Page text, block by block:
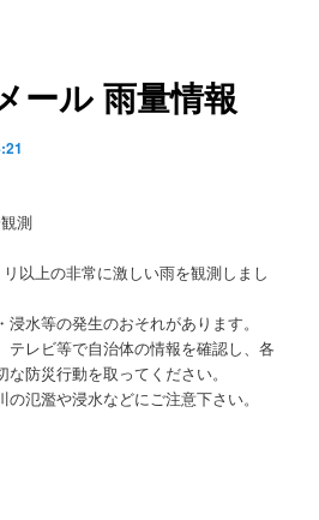
ール 雨量情報
測
以上の非常に激しい雨を観測しまし
水等の発生のおそれがあります。
テレビ等で自治体の情報を確認し、各
防災行動を取ってください。
氾濫や浸水などにご注意下さい。